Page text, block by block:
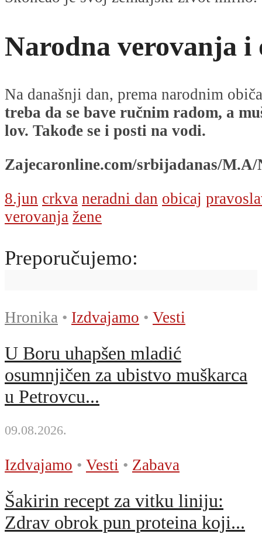
Narodna verovanja i
Na današnji dan, prema narodnim
treba da se bave ručnim radom, a
lov. Takođe se i posti na vodi.
Zajecaronline.com/srbijadanas/M.A/
8.jun crkva neradni dan obicaj
verovanja žene
Preporučujemo:
Hronika • Izdvajamo • Vesti
U Boru uhapšen mladić
osumnjičen za ubistvo muškarca
u Petrovcu...
09.08.2026.
Izdvajamo • Vesti • Zabava
Šakirin recept za vitku liniju:
Zdrav obrok pun proteina koji...